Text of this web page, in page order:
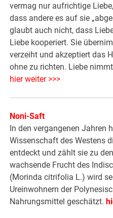
vermag nur aufrichtige
dass andere es auf sie
glaubt auch nicht, dass
Liebe kooperiert. Sie
verzeiht und akzeptiert das
ohne zu richten. Liebe
hier weiter >>>
Noni-Saft
In den vergangenen Jahren
Wissenschaft des Westens
entdeckt und zählt sie zu
wachsende Frucht des
(Morinda citrifolia L.) wird
Ureinwohnern der
Nahrungsmittel geschätzt.